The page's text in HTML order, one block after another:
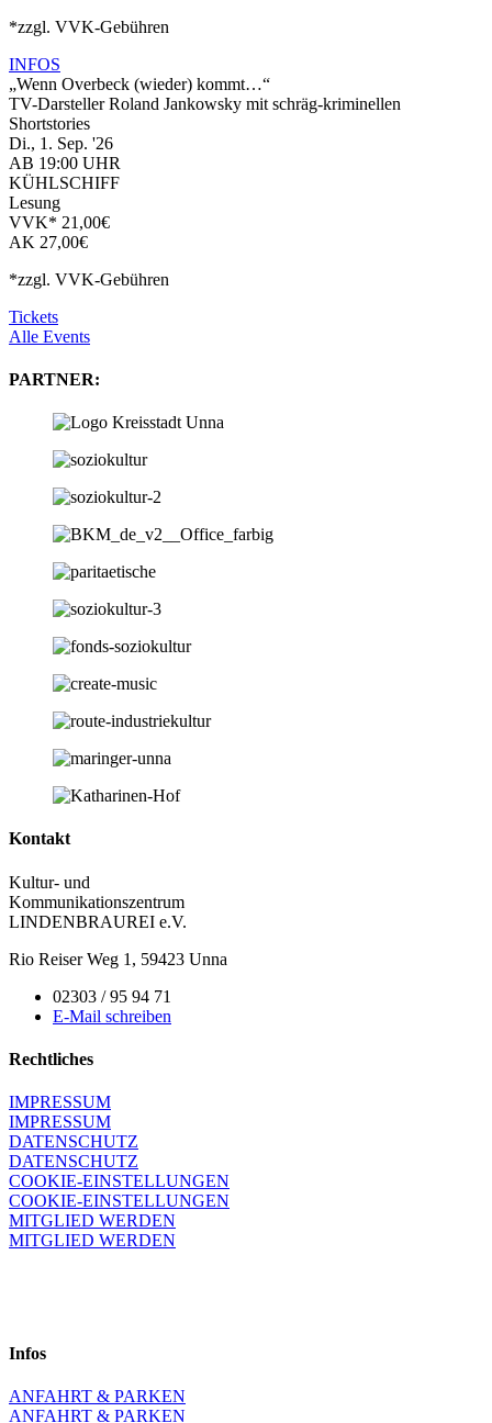
*zzgl. VVK-Gebühren
INFOS
„Wenn Overbeck (wieder) kommt…“
TV-Darsteller Roland Jankowsky mit schräg-kriminellen
Shortstories
Di., 1. Sep. '26
AB 19:00 UHR
KÜHLSCHIFF
Lesung
VVK* 21,00€
AK 27,00€
*zzgl. VVK-Gebühren
Tickets
Alle Events
PARTNER:
Kontakt
Kultur- und
Kommunikationszentrum
LINDENBRAUREI e.V.
Rio Reiser Weg 1, 59423 Unna
02303 / 95 94 71
E-Mail schreiben
Rechtliches
IMPRESSUM
IMPRESSUM
DATENSCHUTZ
DATENSCHUTZ
COOKIE-EINSTELLUNGEN
COOKIE-EINSTELLUNGEN
MITGLIED WERDEN
MITGLIED WERDEN
Infos
ANFAHRT & PARKEN
ANFAHRT & PARKEN